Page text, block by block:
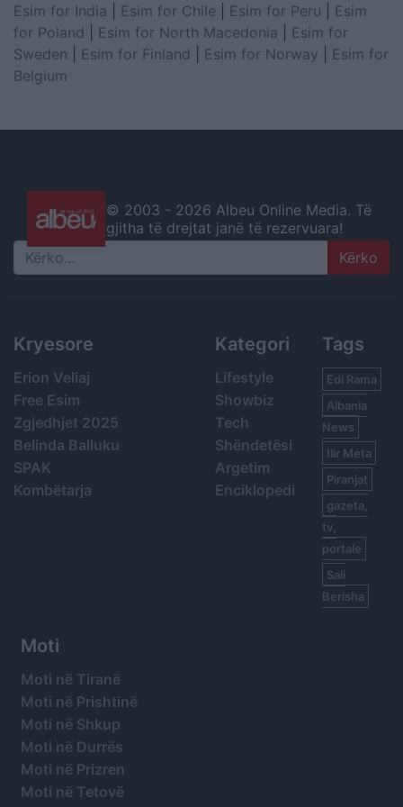
Esim for India
Esim for Chile Esim for Peru
Esim
for Poland
Esim for North Macedonia
Esim for
Sweden
Esim for Finland Esim for Norway
Esim for
Belgium
© 2003 - 2026 Albeu Online Media. Të
gjitha të drejtat janë të rezervuara!
Search
Kryesore
Erion Veliaj
Free Esim
Zgjedhjet 2025
Belinda Balluku
SPAK
Kombëtarja
Kategori
Lifestyle
Showbiz
Tech
Shëndetësi
Argetim
Enciklopedi
Tags
Edi Rama
Albania
News
Ilir Meta
Piranjat
gazeta,
tv,
portale
Sali
Berisha
Moti
Moti në Tiranë
Moti në Prishtinë
Moti në Shkup
Moti në Durrës
Moti në Prizren
Moti në Tetovë